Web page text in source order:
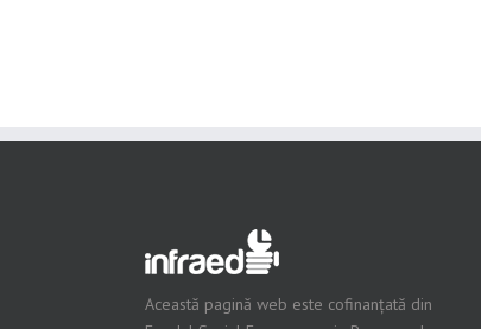
Această pagină web este cofinanțată din